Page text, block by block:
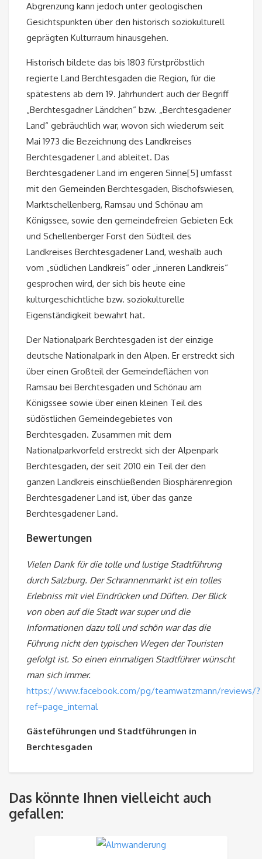
Abgrenzung kann jedoch unter geologischen
Gesichtspunkten über den historisch soziokulturell
geprägten Kulturraum hinausgehen.
Historisch bildete das bis 1803 fürstpröbstlich
regierte Land Berchtesgaden die Region, für die
spätestens ab dem 19. Jahrhundert auch der Begriff
„Berchtesgadner Ländchen“ bzw. „Berchtesgadener
Land“ gebräuchlich war, wovon sich wiederum seit
Mai 1973 die Bezeichnung des Landkreises
Berchtesgadener Land ableitet. Das
Berchtesgadener Land im engeren Sinne[5] umfasst
mit den Gemeinden Berchtesgaden, Bischofswiesen,
Marktschellenberg, Ramsau und Schönau am
Königssee, sowie den gemeindefreien Gebieten Eck
und Schellenberger Forst den Südteil des
Landkreises Berchtesgadener Land, weshalb auch
vom „südlichen Landkreis“ oder „inneren Landkreis“
gesprochen wird, der sich bis heute eine
kulturgeschichtliche bzw. soziokulturelle
Eigenständigkeit bewahrt hat.
Der Nationalpark Berchtesgaden ist der einzige
deutsche Nationalpark in den Alpen. Er erstreckt sich
über einen Großteil der Gemeindeflächen von
Ramsau bei Berchtesgaden und Schönau am
Königssee sowie über einen kleinen Teil des
südöstlichen Gemeindegebietes von
Berchtesgaden. Zusammen mit dem
Nationalparkvorfeld erstreckt sich der Alpenpark
Berchtesgaden, der seit 2010 ein Teil der den
ganzen Landkreis einschließenden Biosphärenregion
Berchtesgadener Land ist, über das ganze
Berchtesgadener Land.
Bewertungen
Vielen Dank für die tolle und lustige Stadtführung
durch Salzburg. Der Schrannenmarkt ist ein tolles
Erlebniss mit viel Eindrücken und Düften. Der Blick
von oben auf die Stadt war super und die
Informationen dazu toll und schön war das die
Führung nicht den typischen Wegen der Touristen
gefolgt ist. So einen einmaligen Stadtführer wünscht
man sich immer.
https://www.facebook.com/pg/teamwatzmann/reviews/?
ref=page_internal
Gästeführungen und Stadtführungen in
Berchtesgaden
Das könnte Ihnen vielleicht auch
gefallen: